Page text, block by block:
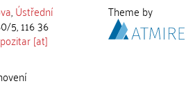
,Ústřední
5, 116 36
[at]
Theme by